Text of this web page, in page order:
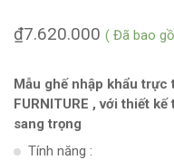
7.620.000
₫ ( Đã bao
Mẫu ghế nhập khẩu trực
FURNITURE , với thiết
sang trọng
Tính năng :